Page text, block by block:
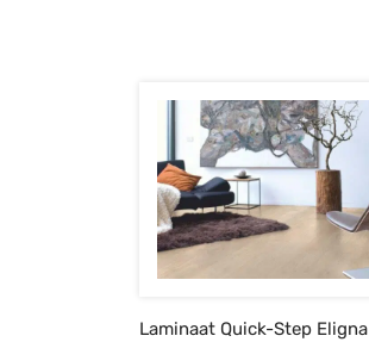
Laminaat Quick-Step Eligna